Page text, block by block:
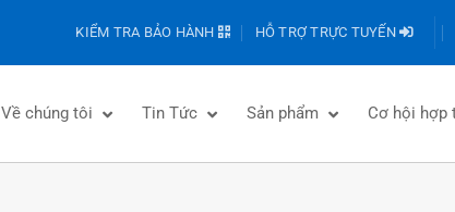
KIỂM TRA BẢO HÀNH HỖ TRỢ TRỰC TUYẾN
Về chúng tôi Tin Tức Sản phẩm Cơ hội hợp